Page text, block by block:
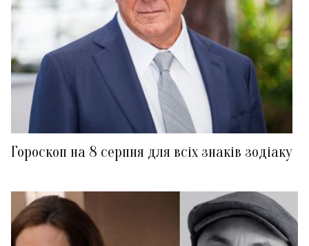
Гороскоп на 8 серпня для всіх знаків зодіаку